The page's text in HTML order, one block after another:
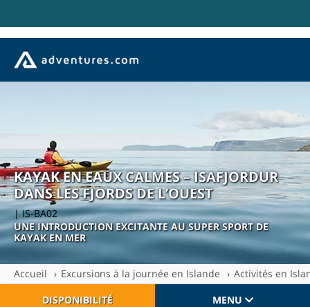
KAYAK EN EAUX CALMES – ISAFJORDUR
DANS LES FJORDS DE L’OUEST
| IS-BA02
UNE INTRODUCTION EXCITANTE AU SUPER SPORT DE
KAYAK EN MER
Accueil Excursions à la journée en Islande
Activités en
DISPONIBILITÉ
MENU